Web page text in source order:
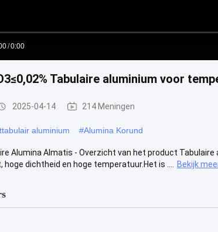
/0:00
Tabulaire aluminium voor
2025-04-14 214 Meningen
aluminium #Alumina Korund
Alumina Almatis - Overzicht van het product
dichtheid en hoge temperatuur.Het is ....
Bekijk